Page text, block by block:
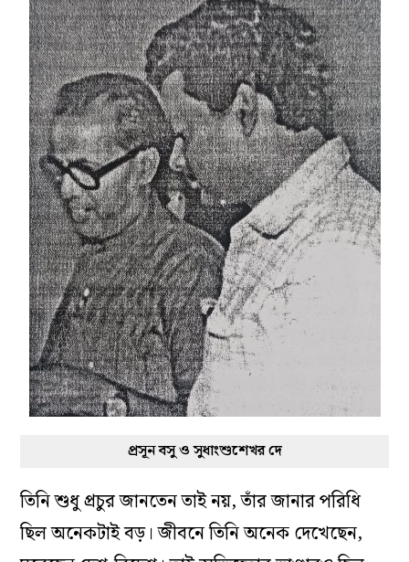
প্রসূন বসু ও সুধাংশুশেখর দে
তিনি শুধু প্রচুর জানতেন তাই নয়, তাঁর জানার পরিধি
ছিল অনেকটাই বড়। জীবনে তিনি অনেক দেখেছেন,